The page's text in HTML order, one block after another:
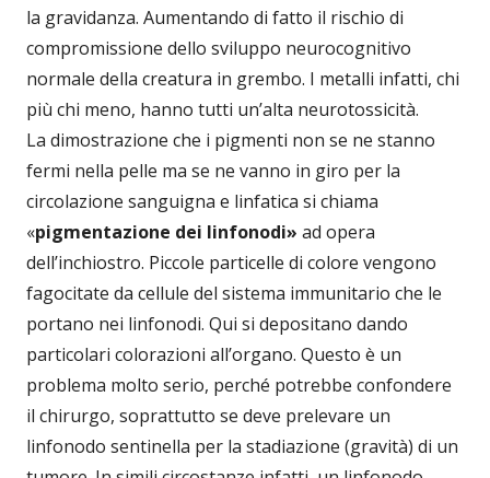
la gravidanza. Aumentando di fatto il rischio di
compromissione dello sviluppo neurocognitivo
normale della creatura in grembo. I metalli infatti, chi
più chi meno, hanno tutti un’alta neurotossicità.
La dimostrazione che i pigmenti non se ne stanno
fermi nella pelle ma se ne vanno in giro per la
circolazione sanguigna e linfatica si chiama
«pigmentazione dei linfonodi» ad opera
dell’inchiostro. Piccole particelle di colore vengono
fagocitate da cellule del sistema immunitario che le
portano nei linfonodi. Qui si depositano dando
particolari colorazioni all’organo. Questo è un
problema molto serio, perché potrebbe confondere
il chirurgo, soprattutto se deve prelevare un
linfonodo sentinella per la stadiazione (gravità) di un